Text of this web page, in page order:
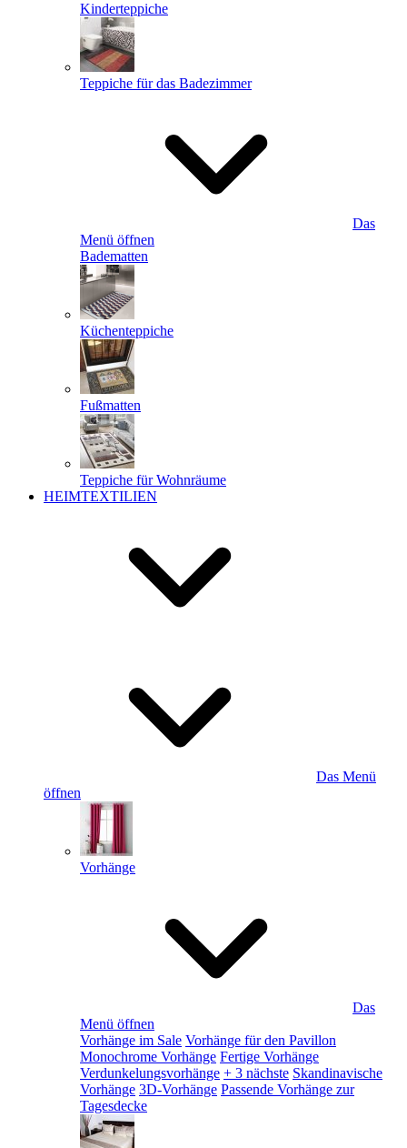
Kinderteppiche
Teppiche für das Badezimmer
Das
Menü öffnen
Badematten
Küchenteppiche
Fußmatten
Teppiche für Wohnräume
HEIMTEXTILIEN
Das Menü
öffnen
Vorhänge
Das
Menü öffnen
Vorhänge im Sale Vorhänge für den Pavillon
Monochrome Vorhänge Fertige Vorhänge
Verdunkelungsvorhänge + 3 nächste Skandinavische
Vorhänge 3D-Vorhänge Passende Vorhänge zur
Tagesdecke